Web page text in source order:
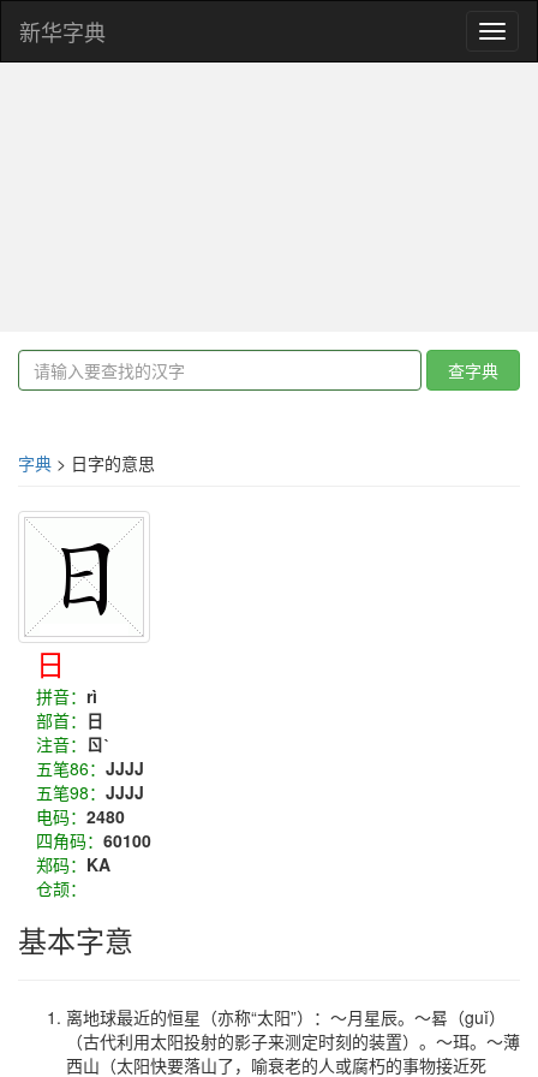
新华字典
查字典
字典 > 日字的意思
日
拼音： rì
部首： 日
注音： ㄖˋ
五笔86： JJJJ
五笔98： JJJJ
电码： 2480
四角码： 60100
郑码： KA
仓颉：
基本字意
离地球最近的恒星（亦称“太阳”）：～月星辰。～晷（guǐ）
（古代利用太阳投射的影子来测定时刻的装置）。～珥。～薄
西山（太阳快要落山了，喻衰老的人或腐朽的事物接近死